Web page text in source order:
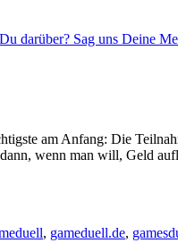
darüber? Sag uns Deine
am Anfang: Die
wenn man will, Geld
, gameduell.de,